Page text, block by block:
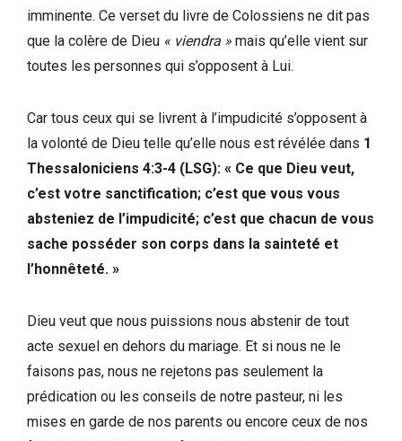
imminente. Ce verset du livre de Colossiens ne dit pas
que la colère de Dieu « viendra » mais qu’elle vient sur
toutes les personnes qui s’opposent à Lui.
Car tous ceux qui se livrent à l’impudicité s’opposent à
la volonté de Dieu telle qu’elle nous est révélée dans 1
Thessaloniciens 4:3-4 (LSG): « Ce que Dieu veut,
c’est votre sanctification; c’est que vous vous
absteniez de l’impudicité; c’est que chacun de vous
sache posséder son corps dans la sainteté et
l’honnêteté. »
Dieu veut que nous puissions nous abstenir de tout
acte sexuel en dehors du mariage. Et si nous ne le
faisons pas, nous ne rejetons pas seulement la
prédication ou les conseils de notre pasteur, ni les
mises en garde de nos parents ou encore ceux de nos